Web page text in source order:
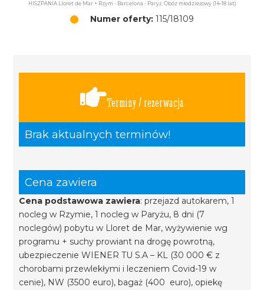
HISZPANIA Lloret de Mar + Rzym - Barcelona - Paryż. Obóz młodzieżowy (14-18 lat)
Numer oferty: 115/18109
Terminy / rezerwacja
Brak aktualnych terminów!
Cena zawiera
Cena podstawowa zawiera: przejazd autokarem, 1
nocleg w Rzymie, 1 nocleg w Paryżu, 8 dni (7
noclegów) pobytu w Lloret de Mar, wyżywienie wg
programu + suchy prowiant na drogę powrotną,
ubezpieczenie WIENER TU S.A – KL (30 000 € z
chorobami przewlekłymi i leczeniem Covid-19 w
cenie), NW (3500 euro), bagaż (400 euro), opiekę